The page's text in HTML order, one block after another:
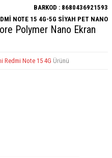
BARKOD : 8680436921593
NOTE 15 4G-5G SİYAH PET NANO
Polymer Nano Ekran
Redmi Note 15 4G Ürünü